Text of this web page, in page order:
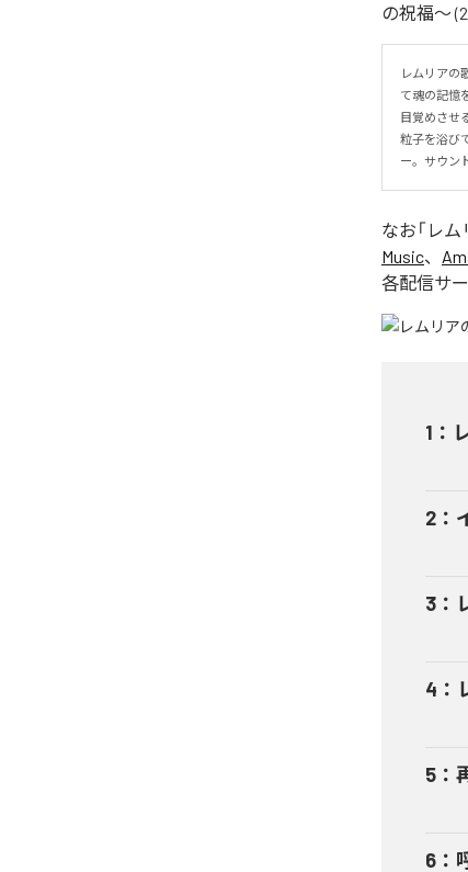
の祝福〜
レムリアの
て魂の記憶
目覚めさせ
粒子を浴び
ー。サウン
なお「レム
Music、
各配信サ
1 ：
2 ：
3 ：
4 ：
5 ：
6 ：